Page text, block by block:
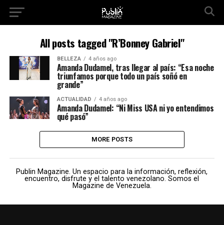
All posts tagged "R’Bonney Gabriel"
BELLEZA 4 años ago
Amanda Dudamel, tras llegar al país: “Esa noche
triunfamos porque todo un país soñó en
grande”
ACTUALIDAD 4 años ago
Amanda Dudamel: “Ni Miss USA ni yo entendimos
qué pasó”
MORE POSTS
Publin Magazine. Un espacio para la información, reflexión,
encuentro, disfrute y el talento venezolano. Somos el
Magazine de Venezuela.